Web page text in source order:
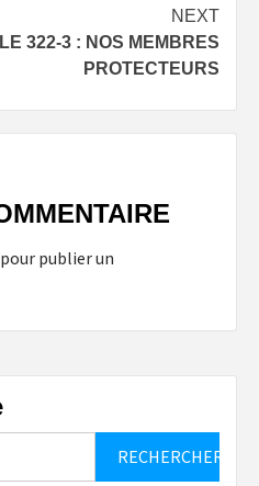
NEXT
322-3 : NOS MEMBRES
PROTECTEURS
pour publier un